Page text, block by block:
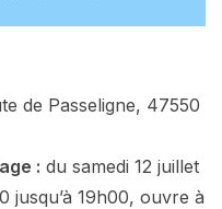
de Passeligne, 47550
: du samedi 12 juillet
jusqu’à 19h00, ouvre à